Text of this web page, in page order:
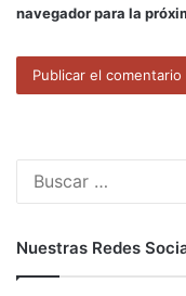
navegador para la
Nuestras Redes